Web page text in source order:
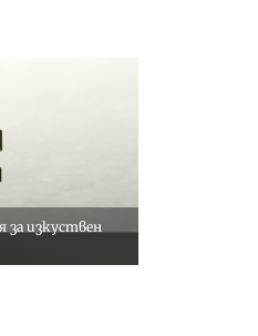
за изкуствен